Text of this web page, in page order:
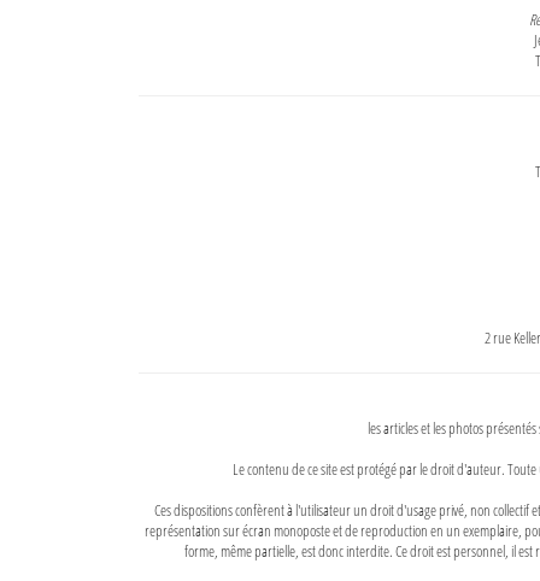
2 rue
les articles et les photos
Le contenu de ce site est protégé par le droit d'auteur.
Ces dispositions confèrent à l'utilisateur un droit d'usage privé, non
représentation sur écran monoposte et de reproduction en un exemplaire,
forme, même partielle, est donc interdite. Ce droit est personnel, il